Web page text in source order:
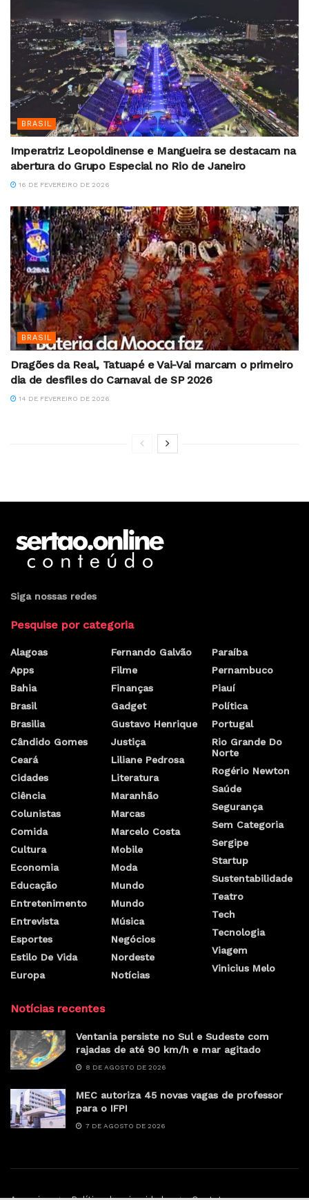
BRASIL
Imperatriz Leopoldinense e Mangueira se destacam na
abertura do Grupo Especial no Rio de Janeiro
16 DE FEVEREIRO DE 2026
BRASIL
Dragões da Real, Tatuapé e Vai-Vai marcam o primeiro
dia de desfiles do Carnaval de SP 2026
14 DE FEVEREIRO DE 2026
Siga nossas redes
Pesquise por categoria
Alagoas
Apps
Bahia
Brasil
Brasilia
Cândido Gomes
Ceará
Cidades
Ciência
Colunistas
Comida
Cultura
Economia
Educação
Entretenimento
Entrevista
Esportes
Estilo De Vida
Europa
Fernando Galvão
Filme
Finanças
Gadget
Gustavo Henrique
Justiça
Liliane Pedrosa
Literatura
Maranhão
Marcas
Marcelo Costa
Mobile
Moda
Mundo
Mundo
Música
Negócios
Nordeste
Notícias
Paraíba
Pernambuco
Piauí
Política
Portugal
Rio Grande Do
Norte
Rogério Newton
Saúde
Segurança
Sem Categoria
Sergipe
Startup
Sustentabilidade
Teatro
Tech
Tecnologia
Viagem
Vinicius Melo
Notícias recentes
Ventania persiste no Sul e Sudeste com
rajadas de até 90 km/h e mar agitado
8 DE AGOSTO DE 2026
MEC autoriza 45 novas vagas de professor
para o IFPI
7 DE AGOSTO DE 2026